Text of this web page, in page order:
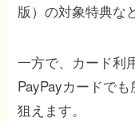
版）の対象特典な
一方で、カード利
PayPayカードで
狙えます。